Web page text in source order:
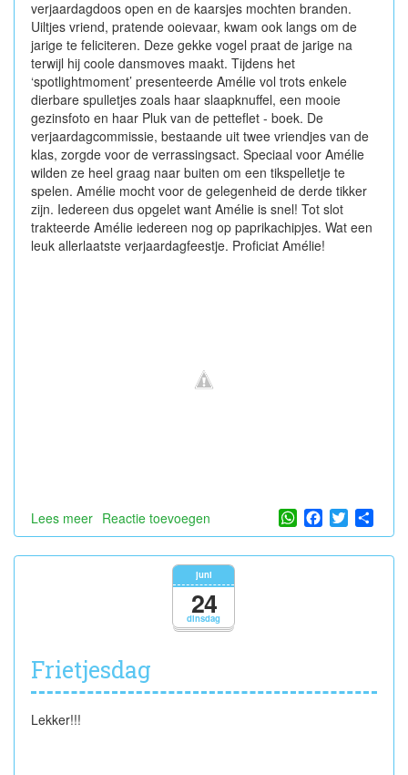
verjaardagdoos open en de kaarsjes mochten branden.
Uiltjes vriend, pratende ooievaar, kwam ook langs om de
jarige te feliciteren. Deze gekke vogel praat de jarige na
terwijl hij coole dansmoves maakt. Tijdens het
‘spotlightmoment’ presenteerde Amélie vol trots enkele
dierbare spulletjes zoals haar slaapknuffel, een mooie
gezinsfoto en haar Pluk van de petteflet - boek. De
verjaardagcommissie, bestaande uit twee vriendjes van de
klas, zorgde voor de verrassingsact. Speciaal voor Amélie
wilden ze heel graag naar buiten om een tikspelletje te
spelen. Amélie mocht voor de gelegenheid de derde tikker
zijn. Iedereen dus opgelet want Amélie is snel! Tot slot
trakteerde Amélie iedereen nog op paprikachipjes. Wat een
leuk allerlaatste verjaardagfeestje. Proficiat Amélie!
Lees meer over
Hieperdepiep
hoera
Reactie toevoegen WhatsApp
Facebook
Twitter
dinsdag
juni
24
Frietjesdag
Lekker!!!